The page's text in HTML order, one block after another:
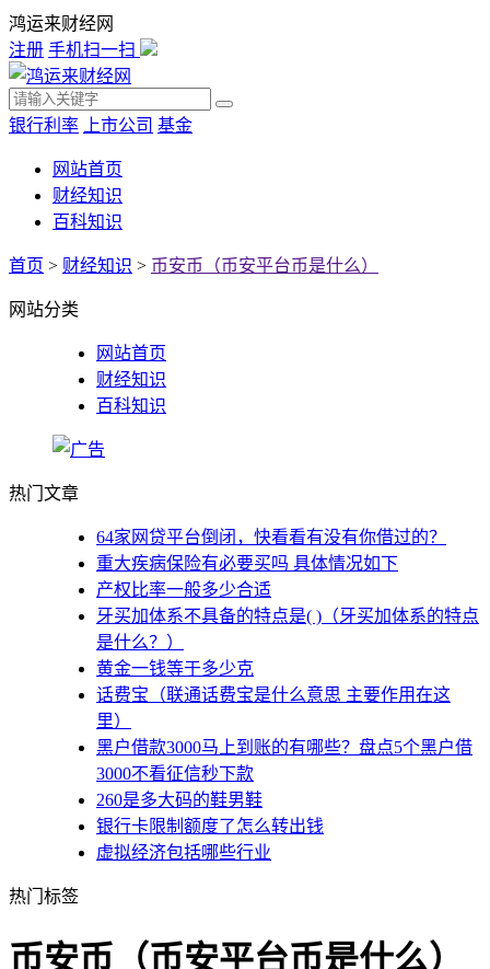
鸿运来财经网
注册 手机扫一扫
银行利率 上市公司 基金
网站首页
财经知识
百科知识
首页 > 财经知识 > 币安币（币安平台币是什么）
网站分类
网站首页
财经知识
百科知识
热门文章
64家网贷平台倒闭，快看看有没有你借过的？
重大疾病保险有必要买吗 具体情况如下
产权比率一般多少合适
牙买加体系不具备的特点是( )（牙买加体系的特点
是什么？）
黄金一钱等于多少克
话费宝（联通话费宝是什么意思 主要作用在这
里）
黑户借款3000马上到账的有哪些？盘点5个黑户借
3000不看征信秒下款
260是多大码的鞋男鞋
银行卡限制额度了怎么转出钱
虚拟经济包括哪些行业
热门标签
币安币（币安平台币是什么）